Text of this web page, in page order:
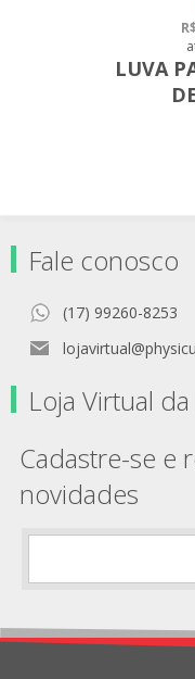
LUVA
Fale conosco
(17) 99260-8253
Loja Virtual
Cadastre-se e
novidades